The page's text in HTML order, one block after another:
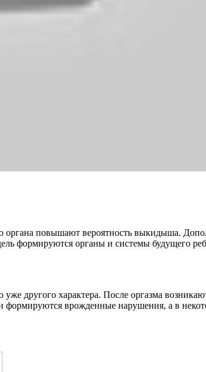
повышают вероятность выкидыша.
формируются органы и системы будущего
другого характера. После оргазма
врожденные нарушения, а в